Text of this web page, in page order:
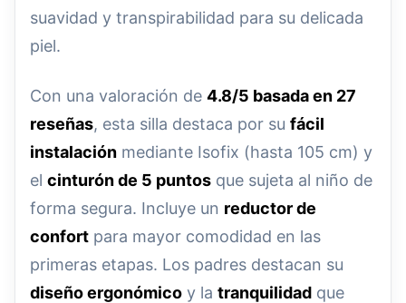
suavidad y transpirabilidad para su delicada
piel.
Con una valoración de 4.8/5 basada en 27
reseñas, esta silla destaca por su fácil
instalación mediante Isofix (hasta 105 cm) y
el cinturón de 5 puntos que sujeta al niño de
forma segura. Incluye un reductor de
confort para mayor comodidad en las
primeras etapas. Los padres destacan su
diseño ergonómico y la tranquilidad que